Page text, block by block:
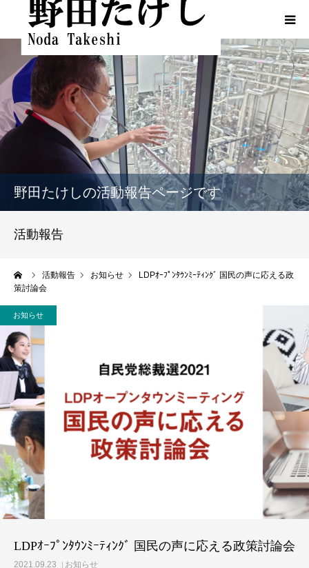
野田たけしの活動報告ページです
活動報告
活動報告 お知らせ
LDPｵｰﾌﾟﾝﾀｳﾝﾐｰﾃｨﾝｸﾞ 国民の声に応える政
策討論会
お知らせ
LDPｵｰﾌﾟﾝﾀｳﾝﾐｰﾃｨﾝｸﾞ 国民の声に応える政策討論会
2021.09.23 お知らせ
HOME
プロフィール
ふるさとでの実績
政策
動画一覧
ご意見・メール